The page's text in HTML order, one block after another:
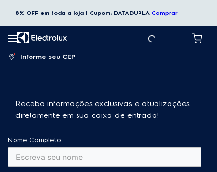
8% OFF em toda a loja | Cupom: DATADUPLA Comprar
Informe seu CEP
Receba informações exclusivas e atualizações
diretamente em sua caixa de entrada!
Nome Completo